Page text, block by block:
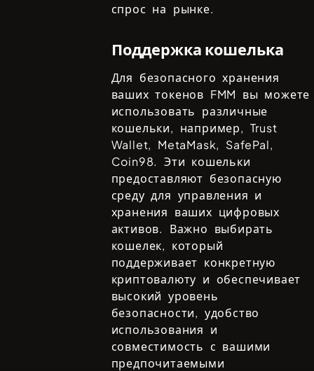
спрос на рынке.
Поддержка кошелька
Для безопасного хранения
ваших токенов FMM вы можете
использовать различные
кошельки, например, Trust
Wallet, MetaMask, SafePal,
Coin98. Эти кошельки
предоставляют безопасную
среду для управления и
хранения ваших цифровых
активов. Важно выбирать
кошелек, который
поддерживает конкретную
криптовалюту и обеспечивает
высокий уровень
безопасности, удобство
использования и
совместимость с вашими
предпочитаемыми